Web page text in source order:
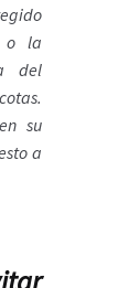
o la
del
su
a